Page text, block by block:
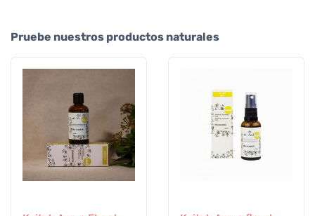
Pruebe nuestros productos naturales